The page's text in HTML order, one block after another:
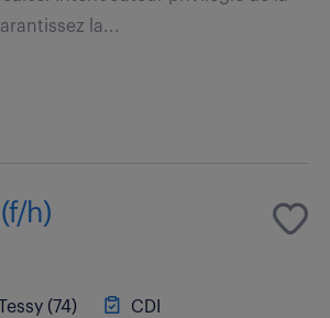
la...
h)
(74)
CDI